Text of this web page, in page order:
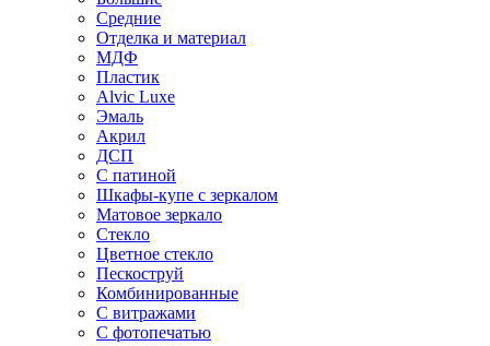
Средние
Отделка и материал
МДФ
Пластик
Alvic Luxe
Эмаль
Акрил
ДСП
С патиной
Шкафы-купе с зеркалом
Матовое зеркало
Стекло
Цветное стекло
Пескоструй
Комбинированные
С витражами
С фотопечатью